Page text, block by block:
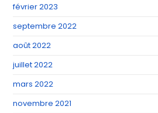
février 2023
septembre 2022
août 2022
juillet 2022
mars 2022
novembre 2021